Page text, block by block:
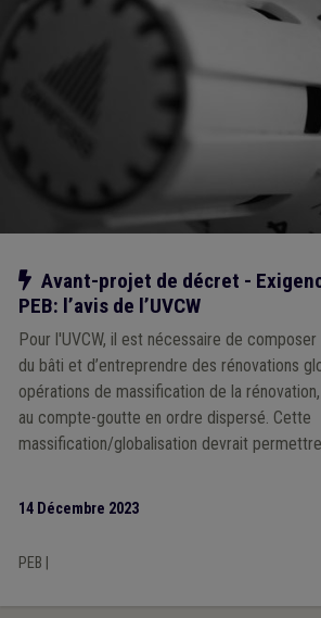
Notre action
Avant-projet de décret -
PEB: l’avis de l’UVCW
Pour l'UVCW, il est nécessaire de composer avec les réalités
du bâti et d’entreprendre des rénovations
opérations de massification de la
au compte-goutte en ordre dispersé. Cette
massification/globalisation devrait
14 Décembre 2023
PEB